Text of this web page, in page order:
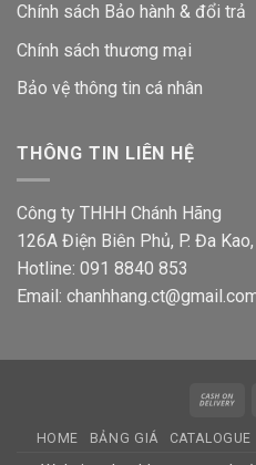
Chính sách Bảo hành & đổi trả
Chính sách thương mại
Bảo vệ thông tin cá nhân
THÔNG TIN LIÊN HỆ
Công ty THHH Chánh Hãng
126A Điện Biên Phủ, P. Đa Kao,
Hotline: 091 8840 853
Email:
HOME BẢNG GIÁ CATALOGUE